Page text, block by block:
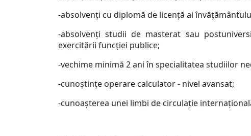
-absolvenţi cu diplomă de licenţă ai
-absolvenţi studii de masterat sau
exercitării funcţiei publice;
-vechime minimă 2 ani în specialitatea studiilor
-cunoştinţe operare calculator - nivel avansat;
-cunoaşterea unei limbi de circulaţie